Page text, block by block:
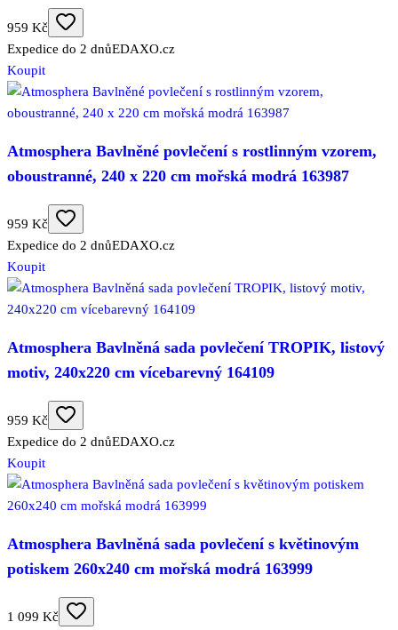
959 Kč
Expedice do 2 dnůEDAXO.cz
Koupit
Atmosphera Bavlněné povlečení s rostlinným vzorem,
oboustranné, 240 x 220 cm mořská modrá 163987
959 Kč
Expedice do 2 dnůEDAXO.cz
Koupit
Atmosphera Bavlněná sada povlečení TROPIK, listový
motiv, 240x220 cm vícebarevný 164109
959 Kč
Expedice do 2 dnůEDAXO.cz
Koupit
Atmosphera Bavlněná sada povlečení s květinovým
potiskem 260x240 cm mořská modrá 163999
1 099 Kč